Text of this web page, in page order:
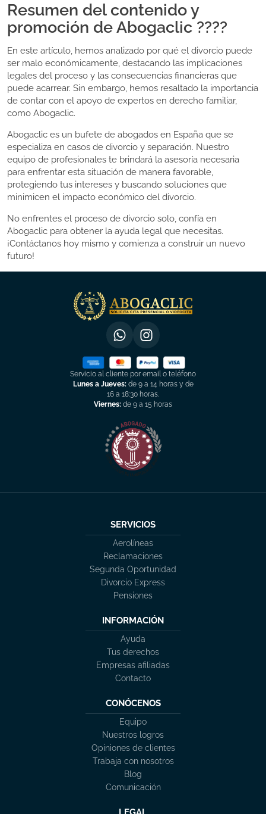
Resumen del contenido y
promoción de Abogaclic ????
En este artículo, hemos analizado por qué el divorcio puede
ser malo económicamente, destacando las implicaciones
legales del proceso y las consecuencias financieras que
puede acarrear. Sin embargo, hemos resaltado la importancia
de contar con el apoyo de expertos en derecho familiar,
como Abogaclic.
Abogaclic es un bufete de abogados en España que se
especializa en casos de divorcio y separación. Nuestro
equipo de profesionales te brindará la asesoría necesaria
para enfrentar esta situación de manera favorable,
protegiendo tus intereses y buscando soluciones que
minimicen el impacto económico del divorcio.
No enfrentes el proceso de divorcio solo, confía en
Abogaclic para obtener la ayuda legal que necesitas.
¡Contáctanos hoy mismo y comienza a construir un nuevo
futuro!
Servicio al cliente por email o teléfono
Lunes a Jueves:de 9 a 14 horas y de
16 a 18:30 horas.
Viernes: de 9 a 15 horas
SERVICIOS
Aerolíneas
Reclamaciones
Segunda Oportunidad
Divorcio Express
Pensiones
INFORMACIÓN
Ayuda
Tus derechos
Empresas afiliadas
Contacto
CONÓCENOS
Equipo
Nuestros logros
Opiniones de clientes
Trabaja con nosotros
Blog
Comunicación